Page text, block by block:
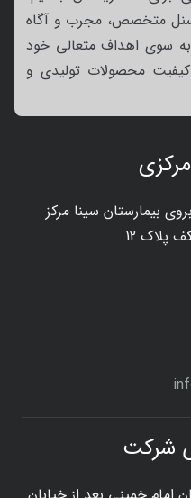
بیمارستان سینا مرکز
شرکت
متخصص، مجرب و آگاه
سوی اهداف متعالی خود
محصولات تولیدی و